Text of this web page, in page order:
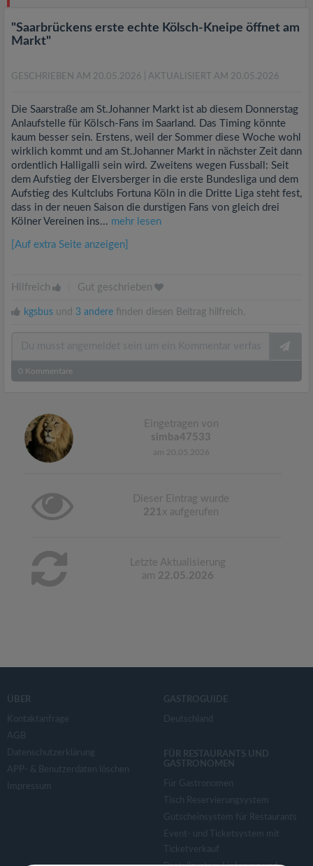
"Saarbrückens erste echte Kölsch-Kneipe öffnet am
Markt"
GESCHRIEBEN AM 20.05.2026 | AKTUALISIERT AM 20.05.2026
Die Saarstraße am St.Johanner Markt ist ab diesem Donnerstag
Anlaufstelle für Kölsch-Fans im Saarland. Das Timing könnte
kaum besser sein. Erstens, weil der Sommer diese Woche wohl
wirklich kommt und am St.Johanner Markt in nächster Zeit dann
ordentlich Halligalli sein wird. Zweitens wegen Fussball: Seit
dem Aufstieg der Elversberger in die erste Bundesliga und dem
Aufstieg des Kultclubs Fortuna Köln in die Dritte Liga steht fest,
dass in der neuen Saison die durstigen Fans von gleich drei
Kölner Vereinen ins... mehr lesen
[Auf extra Seite anzeigen]
Hilfreich Gut geschrieben
kgsbus und 3 andere finden diesen Beitrag hilfreich.
0 Kommentare
Eingetragen von
simba47533
am 20.05.2026
Dieser Eintrag wurde
221 x aufgerufen
Letzte Aktualisierung
am 22.05.2026
ÜBER
Kontaktanfrage
AGB
Datenschutzerklärung
APP- & Benutzerdaten löschen
Impressum
GASTROGUIDE
Deutschland
FÜR RESTAURANTS UND
GASTRONOMEN
Für Gastronomen
Tisch Reservierungsystem
Gutscheinsystem für Restaurants
Event- und Ticketsystem mit
Ticketverkauf